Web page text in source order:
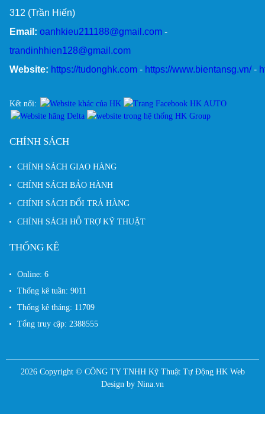
312 (Trần Hiến)
Email:oanhkieu211188@gmail.com -
trandinhhien128@gmail.com
Website: https://tudonghk.com - https://www.bientansg.vn/ -
Kết nối:
CHÍNH SÁCH
CHÍNH SÁCH GIAO HÀNG
CHÍNH SÁCH BẢO HÀNH
CHÍNH SÁCH ĐỔI TRẢ HÀNG
CHÍNH SÁCH HỖ TRỢ KỸ THUẬT
THỐNG KÊ
Online:6
Thống kê tuần:9011
Thống kê tháng: 11709
Tổng truy cập:2388555
2026 Copyright © CÔNG TY TNHH Kỹ Thuật Tự Động HKWeb
Design by Nina.vn